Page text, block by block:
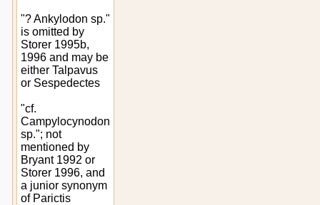
"? Ankylodon sp."
is omitted by
Storer 1995b,
1996 and may be
either Talpavus
or Sespedectes
"cf.
Campylocynodon
sp."; not
mentioned by
Bryant 1992 or
Storer 1996, and
a junior synonym
of Parictis